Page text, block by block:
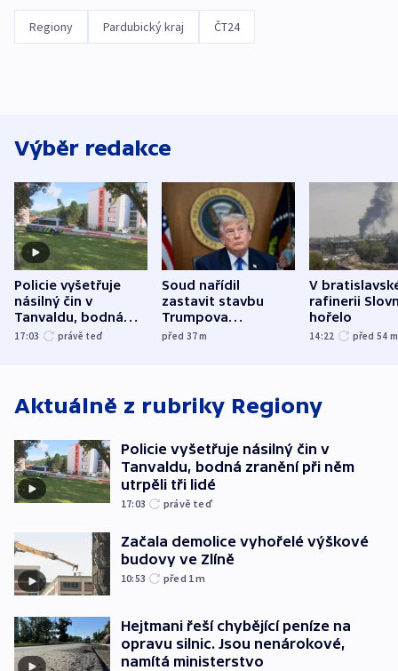
Regiony Pardubický kraj ČT24
Výběr redakce
Policie vyšetřuje
násilný čin v
Tanvaldu, bodná
zranění při něm
17:03 právě teď
Soud nařídil
zastavit stavbu
Trumpova
tanečního sálu
před 37m
V
rafinerii
hořelo
14:22 před 54 m
Aktuálně z rubriky Regiony
Policie vyšetřuje násilný čin v
Tanvaldu, bodná zranění při něm
utrpěli tři lidé
17:03 právě teď
Začala demolice vyhořelé výškové
budovy ve Zlíně
10:53 před 1m
Hejtmani řeší chybějící peníze na
opravu silnic. Jsou nenárokové,
namítá ministerstvo